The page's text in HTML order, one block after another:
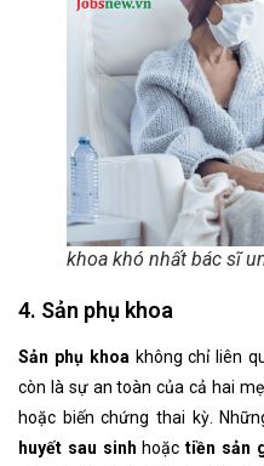
khoa khó nhất bác sĩ
4. Sản phụ khoa
Sản phụ khoa không chỉ liên
còn là sự an toàn của cả hai
hoặc biến chứng thai kỳ.
huyết sau sinh hoặctiền sản